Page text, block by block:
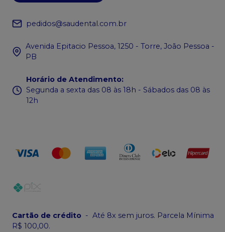
pedidos@saudental.com.br
Avenida Epitacio Pessoa, 1250 - Torre, João Pessoa -
PB
Horário de Atendimento:
Segunda a sexta das 08 às 18h - Sábados das 08 às
12h
Cartão de crédito - Até 8x sem juros. Parcela Mínima
R$ 100,00.